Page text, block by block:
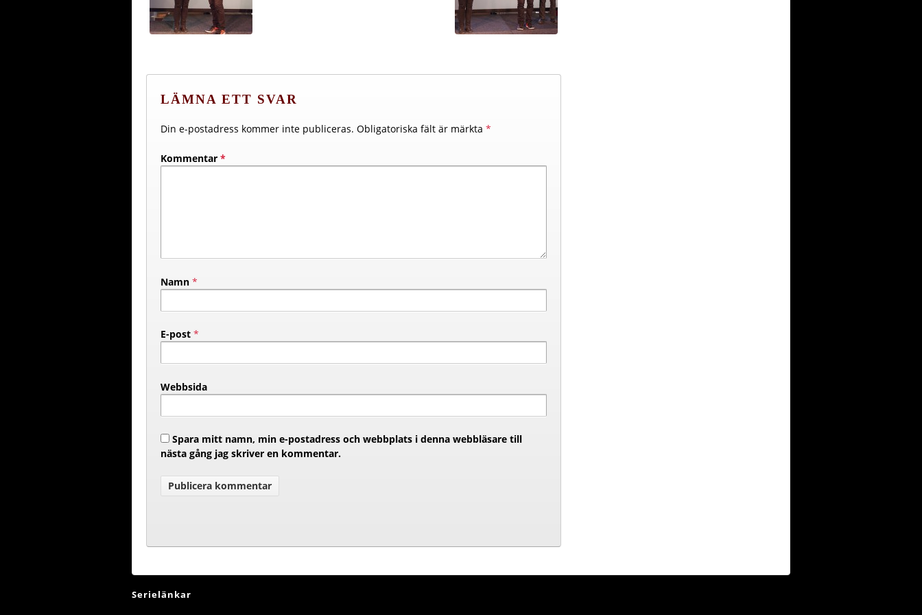
LÄMNA ETT SVAR
Din e-postadress kommer inte publiceras. Obligatoriska fält är märkta *
Kommentar *
Namn *
E-post *
Webbsida
Spara mitt namn, min e-postadress och webbplats i denna webbläsare till
nästa gång jag skriver en kommentar.
Serielänkar